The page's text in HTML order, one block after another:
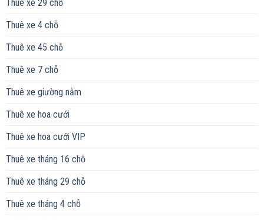
Thuê xe 29 chỗ
Thuê xe 4 chỗ
Thuê xe 45 chỗ
Thuê xe 7 chỗ
Thuê xe giường nằm
Thuê xe hoa cưới
Thuê xe hoa cưới VIP
Thuê xe tháng 16 chỗ
Thuê xe tháng 29 chỗ
Thuê xe tháng 4 chỗ